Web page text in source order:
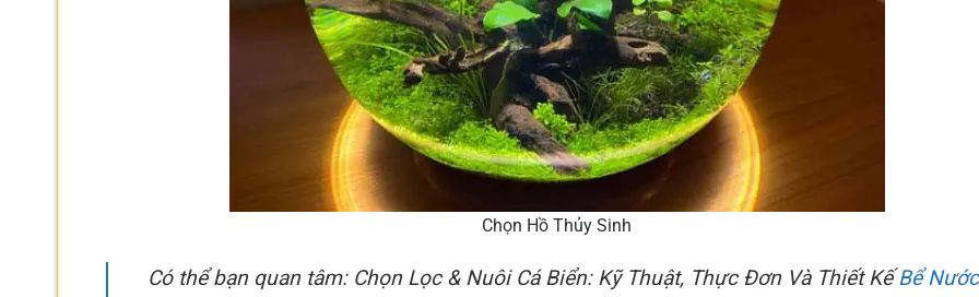
Chọn Hồ Thủy Sinh
Có thể bạn quan tâm: Chọn Lọc & Nuôi Cá Biển: Kỹ Thuật, Thực Đơn Và Thiết KếBể Nước